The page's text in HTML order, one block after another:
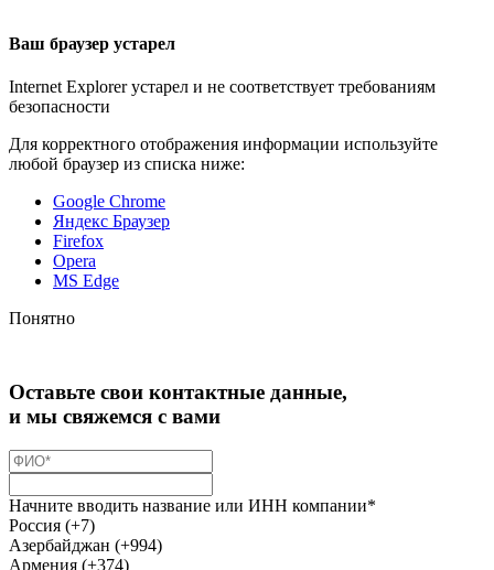
Ваш браузер устарел
Internet Explorer устарел и не соответствует требованиям
безопасности
Для корректного отображения информации используйте
любой браузер из списка ниже:
Google Chrome
Яндекс Браузер
Firefox
Opera
MS Edge
Понятно
Оставьте свои контактные данные,
и мы свяжемся с вами
Начните вводить название или ИНН компании*
Россия (+7)
Азербайджан (+994)
Армения (+374)